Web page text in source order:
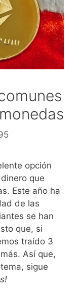
opción
que
Este año ha
de las
se han
que, si
traído 3
Así que,
sigue